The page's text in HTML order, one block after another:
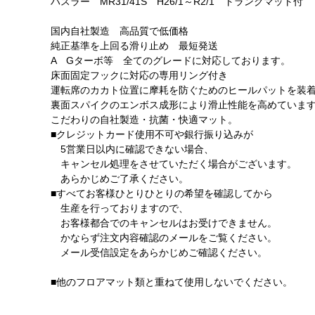
国内自社製造 高品質で低価格
純正基準を上回る滑り止め 最短発送
A Gターボ等 全てのグレードに対応しております。
床面固定フックに対応の専用リング付き
運転席のカカト位置に摩耗を防ぐためのヒールパットを装着
裏面スパイクのエンボス成形により滑止性能を高めています
こだわりの自社製造・抗菌・快適マット。
■クレジットカード使用不可や銀行振り込みが
5営業日以内に確認できない場合、
キャンセル処理をさせていただく場合がございます。
あらかじめご了承ください。
■すべてお客様ひとりひとりの希望を確認してから
生産を行っておりますので、
お客様都合でのキャンセルはお受けできません。
かならず注文内容確認のメールをご覧ください。
メール受信設定をあらかじめご確認ください。
■他のフロアマット類と重ねて使用しないでください。